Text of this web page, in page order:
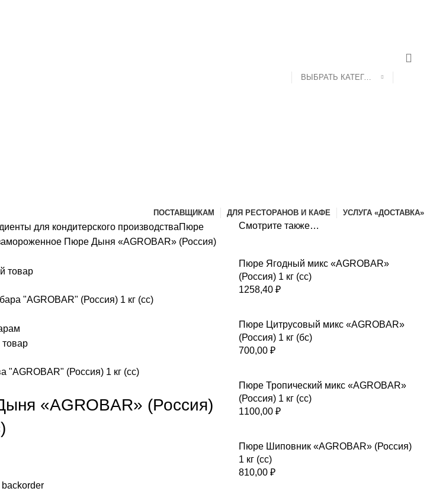
ВЫБРАТЬ КАТЕГОРИЮ
ПОСТАВЩИКАМ
ДЛЯ РЕСТОРАНОВ И КАФЕ УСЛУГА «ДОСТАВКА»
для кондитерского производстваПюре
Пюре Дыня «AGROBAR» (Россия)
товар
"AGROBAR" (Россия) 1 кг (сс)
"AGROBAR" (Россия) 1 кг (сс)
«AGROBAR» (Россия)
Смотрите также…
Пюре Ягодный микс «AGROBAR»
(Россия) 1 кг (сс)
1258,40 ₽
Пюре Цитрусовый микс «AGROBAR»
(Россия) 1 кг (бс)
700,00 ₽
Пюре Тропический микс «AGROBAR»
(Россия) 1 кг (сс)
1100,00 ₽
Пюре Шиповник «AGROBAR» (Россия)
1 кг (сс)
810,00 ₽